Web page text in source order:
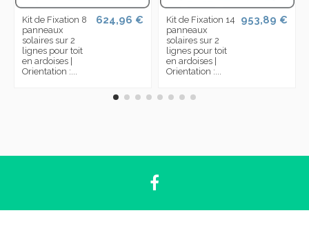
Kit de Fixation 8
panneaux
solaires sur 2
lignes pour toit
en ardoises |
Orientation :...
624,96 €
Kit de Fixation 14
panneaux
solaires sur 2
lignes pour toit
en ardoises |
Orientation :...
953,89 €